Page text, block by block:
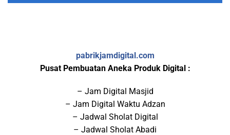
pabrikjamdigital.com
Pusat Pembuatan Aneka Produk Digital :
– Jam Digital Masjid
– Jam Digital Waktu Adzan
– Jadwal Sholat Digital
– Jadwal Sholat Abadi